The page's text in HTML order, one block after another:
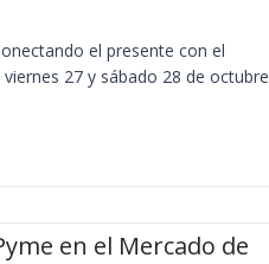
el presente con el
27 y sábado 28 de octubre
en el Mercado de